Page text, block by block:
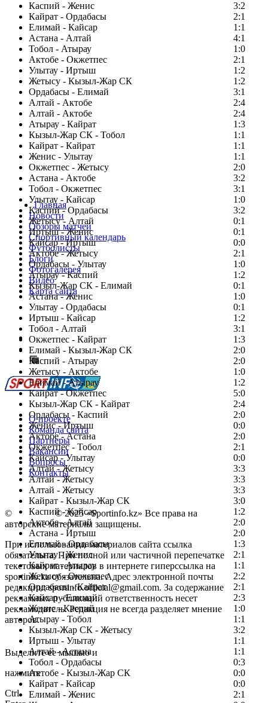
Каспий - Женис
3:2
Кайрат - Ордабасы
2:1
Елимай - Кайсар
1:1
Астана - Алтай
4:1
Тобол - Атырау
1:0
Актобе - Окжетпес
2:1
Улытау - Иртыш
1:2
Жетысу - Кызыл-Жар СК
1:2
Ордабасы - Елимай
3:1
Алтай - Актобе
2:4
Алтай - Актобе
2:4
Атырау - Кайрат
1:3
Кызыл-Жар СК - Тобол
1:1
Кайрат - Кайрат
1:1
Женис - Улытау
1:1
Окжетпес - Жетысу
2:0
Астана - Актобе
3:2
Тобол - Окжетпес
3:1
Улытау - Кайсар
1:0
Каспий - Ордабасы
3:2
Жетысу - Алтай
0:1
Иртыш - Женис
0:1
Кайсар - Иртыш
0:0
Актобе - Жетысу
2:1
Ордабасы - Улытау
1:0
Атырау - Каспий
1:2
Кызыл-Жар СК - Елимай
0:1
Астана - Женис
1:0
Улытау - Ордабасы
0:1
Иртыш - Кайсар
1:2
Тобол - Алтай
3:1
Окжетпес - Кайрат
1:3
Елимай - Кызыл-Жар СК
2:0
Каспий - Атырау
2:0
Жетысу - Актобе
1:0
Елимай - Атырау
1:2
Кайрат - Окжетпес
5:0
Кызыл-Жар СК - Кайрат
2:4
Ордабасы - Каспий
2:0
Женис - Иртыш
0:0
Актобе - Астана
2:0
Окжетпес - Тобол
2:1
Кайсар - Улытау
0:0
Алтай - Жетысу
3:3
Алтай - Жетысу
3:3
Алтай - Жетысу
3:3
Кайрат - Кызыл-Жар СК
3:0
Каспий - Кайсар
1:2
Актобе - Алтай
2:0
Астана - Иртыш
2:0
Елимай - Ордабасы
1:3
Улытау - Женис
2:1
Кайрат - Атырау
1:1
Жетысу - Окжетпес
2:2
Ордабасы - Кайрат
2:1
Кайсар - Елимай
2:3
Женис - Каспий
1:0
Атырау - Тобол
1:1
Кызыл-Жар СК - Жетысу
3:2
Иртыш - Улытау
1:1
Алтай - Астана
1:1
Тобол - Ордабасы
0:3
Актобе - Кызыл-Жар СК
0:0
Кайрат - Кайсар
0:0
Елимай - Женис
2:1
Главная
Новости
Обзоры матчей
Спортивный календарь
Футболисты
Блоги
Фотогалерея
Видео
Карта сайта
Есть идея?
Сообщить о мероприятии
Перейти на старый сайт
О проекте
Команда сайта
Партнеры
Вакансии
Вопросы
Контакты
© Copyright© 2025 «Sportinfo.kz» Все права на
авторские материалы защищены.
При использовании материалов сайта ссылка
обязательна. При полной или частичной перепечатке
текстовых материалов в интернете гиперссылка на
sportinfo.kz обязательна. Адрес электронной почты
редакции: sportinfo.official@gmail.com. За содержание
рекламных публикаций ответственность несет
рекламодатель. Редакция не всегда разделяет мнение
авторов.
Заметили ошибку в тексте?
Выделите ее мышью и
нажмите
Ctrl